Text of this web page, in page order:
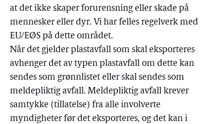
at det ikke skaper forurensning eller skade på
mennesker eller dyr. Vi har felles regelverk med
EU/EØS på dette området.
Når det gjelder plastavfall som skal eksporteres
avhenger det av typen plastavfall om dette kan
sendes som grønnlistet eller skal sendes som
meldepliktig avfall. Meldepliktig avfall krever
samtykke (tillatelse) fra alle involverte
myndigheter før det eksporteres, og det kan i